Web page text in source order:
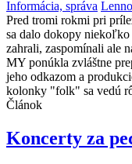
Informácia, správa
Pred tromi rokmi pri
sa dalo dokopy
zahrali, zaspomínali ale
MY ponúkla zvláštne
jeho odkazom a
kolonky "folk" sa vedú
Článok
Koncerty za